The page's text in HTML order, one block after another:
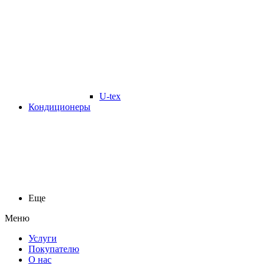
U-tex
Кондиционеры
Еще
Меню
Услуги
Покупателю
О нас